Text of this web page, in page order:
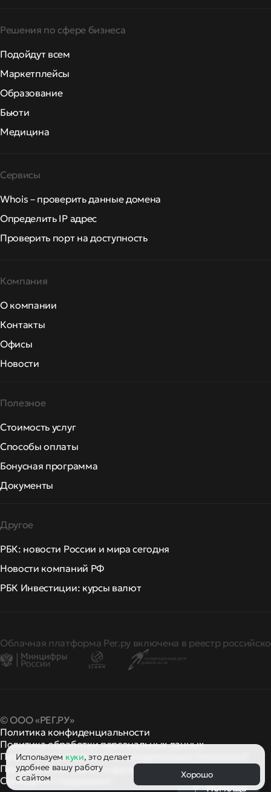
Решения по сфере бизнеса
Подойдут всем
Маркетплейсы
Образование
Бьюти
Медицина
Сервисы
Whois – проверить данные домена
Определить IP адрес
Проверить порт на доступность
Компания
О компании
Контакты
Офисы
Новости
Полезное
Стоимость услуг
Способы оплаты
Бонусная программа
Документы
Другое
РБК: новости России и мира сегодня
Новости компаний РФ
РБК Инвестиции: курсы валют
Облачная платформа Рег.ру включена в реестр
© ООО «РЕГ.РУ»
Политика конфиденциальности
Политика обработки персональных данных
Правила применения рекомендательных технологий
Правила пользованияи другие
правила и политики
Сообщить о нарушении
Используем куки, это делает
удобнее вашу работу
с сайтом
Хорошо
Помощь